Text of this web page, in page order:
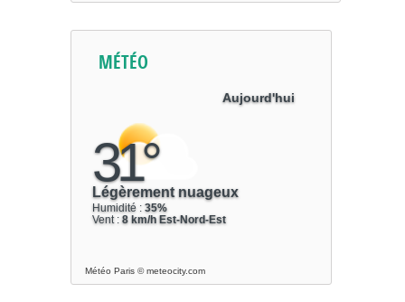
MÉTÉO
Météo Paris © meteocity.com